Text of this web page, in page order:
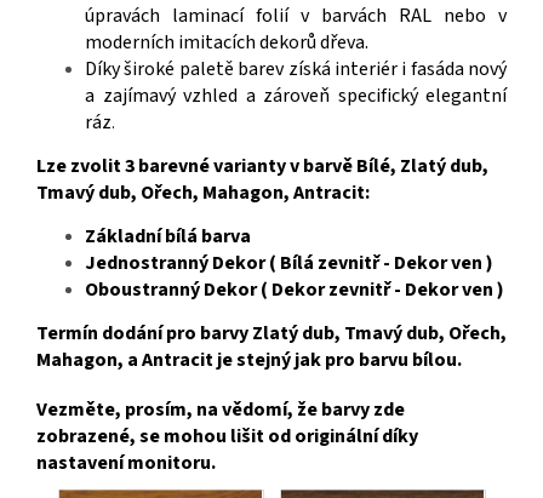
úpravách laminací folií v barvách RAL nebo v
moderních imitacích dekorů dřeva.
Díky široké paletě barev získá interiér i fasáda nový
a zajímavý vzhled a zároveň specifický elegantní
ráz.
Lze zvolit 3 barevné varianty v barvě Bílé, Zlatý dub,
Tmavý dub, Ořech, Mahagon, Antracit:
Základní bílá barva
Jednostranný Dekor ( Bílá zevnitř - Dekor ven )
Oboustranný Dekor ( Dekor zevnitř - Dekor ven )
Termín dodání pro barvy Zlatý dub, Tmavý dub, Ořech,
Mahagon, a Antracit je stejný jak pro barvu bílou.
Vezměte, prosím, na vědomí, že barvy zde
zobrazené, se mohou lišit od originální díky
nastavení monitoru.